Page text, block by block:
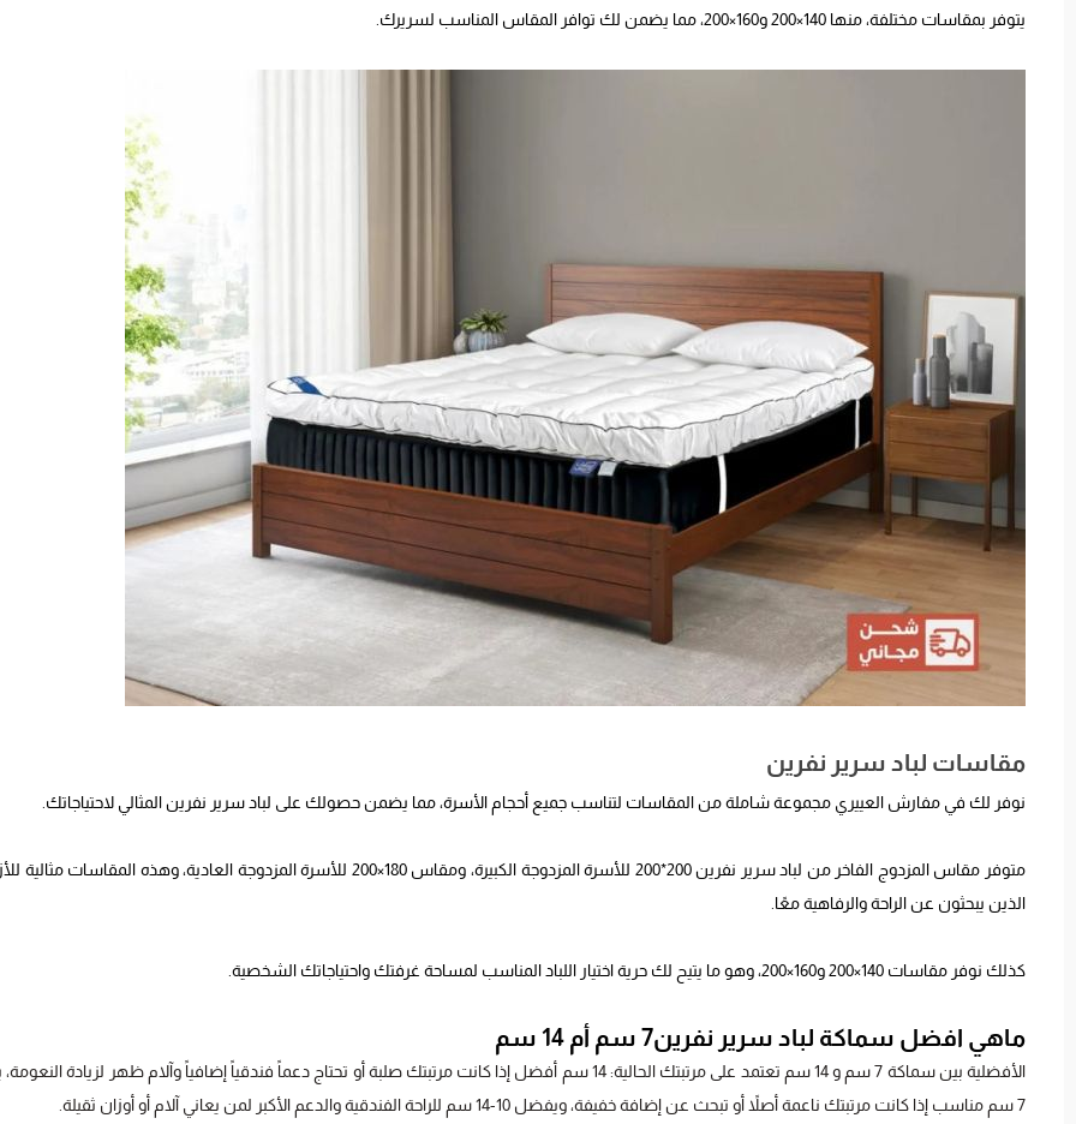
يتوفر بمقاسات مختلفة، منها 140×200 و160×200، مما يضمن لك توافر المقاس المناسب لسريرك.
مقاسات لباد سرير نفرين
نوفر لك في مفارش العييري مجموعة شاملة من المقاسات لتناسب جميع أحجام الأسرة، مما يضمن حصولك على لباد سرير نفرين المثالي لاحتياجاتك.
متوفر مقاس المزدوج الفاخر من لباد سرير نفرين 200*200 للأسرة المزدوجة الكبيرة، ومقاس 180×200 للأسرة المزدوجة العادية، وهذه المقاسات
الذين يبحثون عن الراحة والرفاهية معًا.
كذلك نوفر مقاسات 140×200 و160×200، وهو ما يتيح لك حرية اختيار اللباد المناسب لمساحة غرفتك واحتياجاتك الشخصية.
ماهي افضل سماكة لباد سرير نفرين7 سم أم 14 سم
الأفضلية بين سماكة 7 سم و 14 سم تعتمد على مرتبتك الحالية: 14 سم أفضل إذا كانت مرتبتك صلبة أو تحتاج دعماً فندقياً إضافياً وآلام ظهر لزيادة
7 سم مناسب إذا كانت مرتبتك ناعمة أصلاً أو تبحث عن إضافة خفيفة، ويفضل 10-14 سم للراحة الفندقية والدعم الأكبر لمن يعاني آلام أو أوزان ثقيلة.